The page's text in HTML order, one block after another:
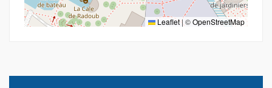
Leaflet|©OpenStreetMap